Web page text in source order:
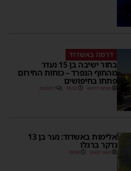
דרמה באשדוד
בחור ישיבה בן 15 נעדר
מהחוף הנפרד – כוחות החירום
פתחו בחיפושים
מנחם דויטש 18:32 1 תגובות
אלימות באשדוד: נער בן 13
נדקר ברגלו
משה קאהן 18:04